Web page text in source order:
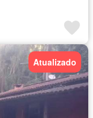
Atualizado